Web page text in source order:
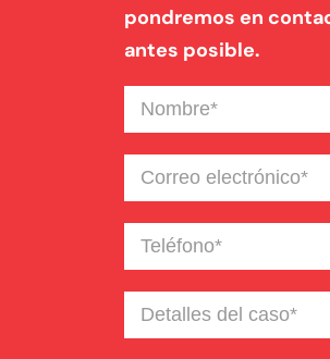
pondremos en
antes posible.
Nombre(Required)
Correo
electrónico(Required)
Teléfono(Required)
Detalles
del